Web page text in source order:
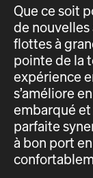
Que ce soit
de
flottes à
pointe de la
expérience
s’améliore
embarqué
parfaite
à bon port